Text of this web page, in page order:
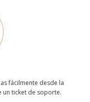
fácilmente desde la
un ticket de soporte.